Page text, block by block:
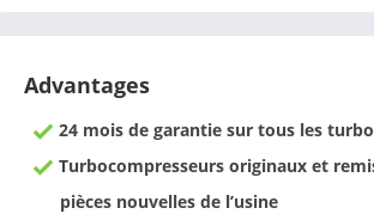
Advantages
24 mois de garantie sur tous les
Turbocompresseurs originaux et
pièces nouvelles de l’usine